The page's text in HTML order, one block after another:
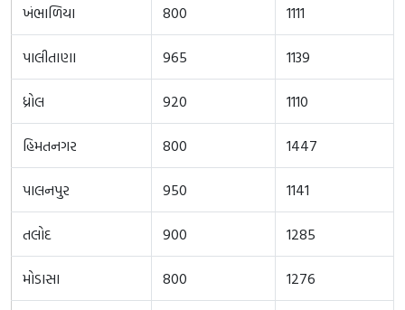
ખંભાળિયા 800 1111
પાલીતાણા 965 1139
ધ્રોલ 920 1110
હિમતનગર 800 1447
પાલનપુર 950 1141
તલોદ 900 1285
મોડાસા 800 1276